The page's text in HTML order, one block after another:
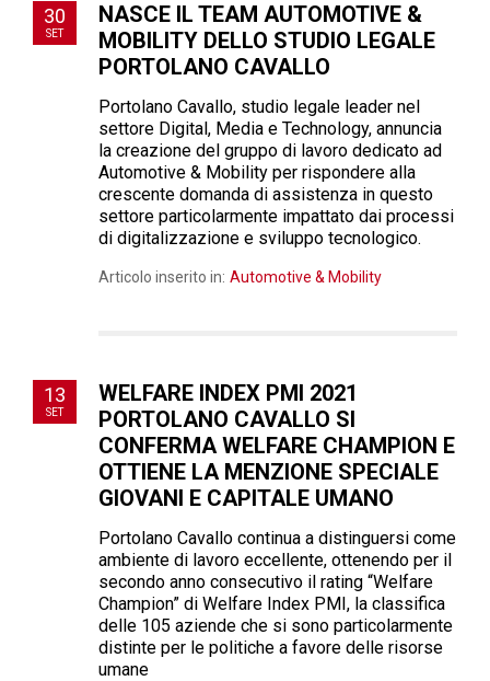
30
SET
NASCE IL TEAM AUTOMOTIVE &
MOBILITY DELLO STUDIO LEGALE
PORTOLANO CAVALLO
Portolano Cavallo, studio legale leader nel
settore Digital, Media e Technology, annuncia
la creazione del gruppo di lavoro dedicato ad
Automotive & Mobility per rispondere alla
crescente domanda di assistenza in questo
settore particolarmente impattato dai processi
di digitalizzazione e sviluppo tecnologico.
Articolo inserito in: Automotive & Mobility
13
SET
WELFARE INDEX PMI 2021
PORTOLANO CAVALLO SI
CONFERMA WELFARE CHAMPION E
OTTIENE LA MENZIONE SPECIALE
GIOVANI E CAPITALE UMANO
Portolano Cavallo continua a distinguersi come
ambiente di lavoro eccellente, ottenendo per il
secondo anno consecutivo il rating “Welfare
Champion” di Welfare Index PMI, la classifica
delle 105 aziende che si sono particolarmente
distinte per le politiche a favore delle risorse
umane